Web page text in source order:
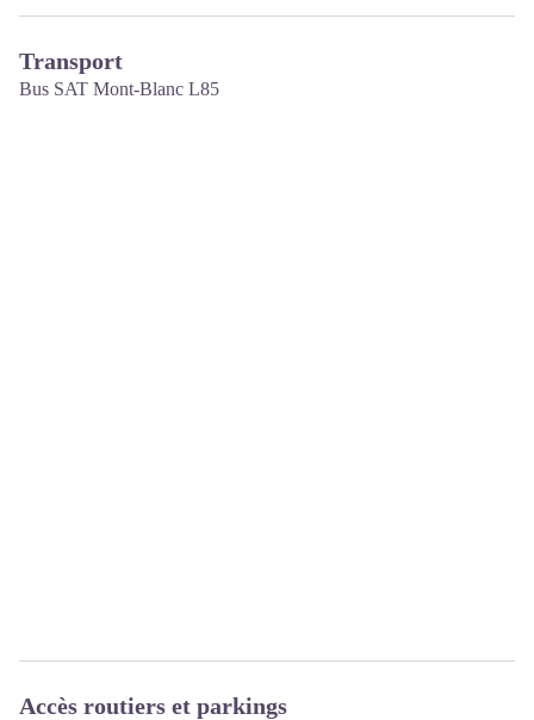
Transport
Bus SAT Mont-Blanc L85
Accès routiers et parkings